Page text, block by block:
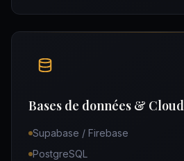
Bases de données & Cloud
Supabase / Firebase
PostgreSQL